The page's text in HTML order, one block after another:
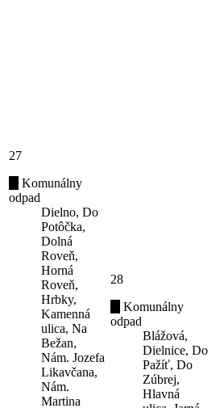
27
Komunálny
odpad
Dielno, Do
Potôčka,
Dolná
Roveň,
Horná
Roveň,
Hrbky,
Kamenná
ulica, Na
Bežan,
Nám. Jozefa
Likavčana,
Nám.
Martina
28
Komunálny
odpad
Blážová,
Dielnice, Do
Pažíť, Do
Zúbrej,
Hlavná